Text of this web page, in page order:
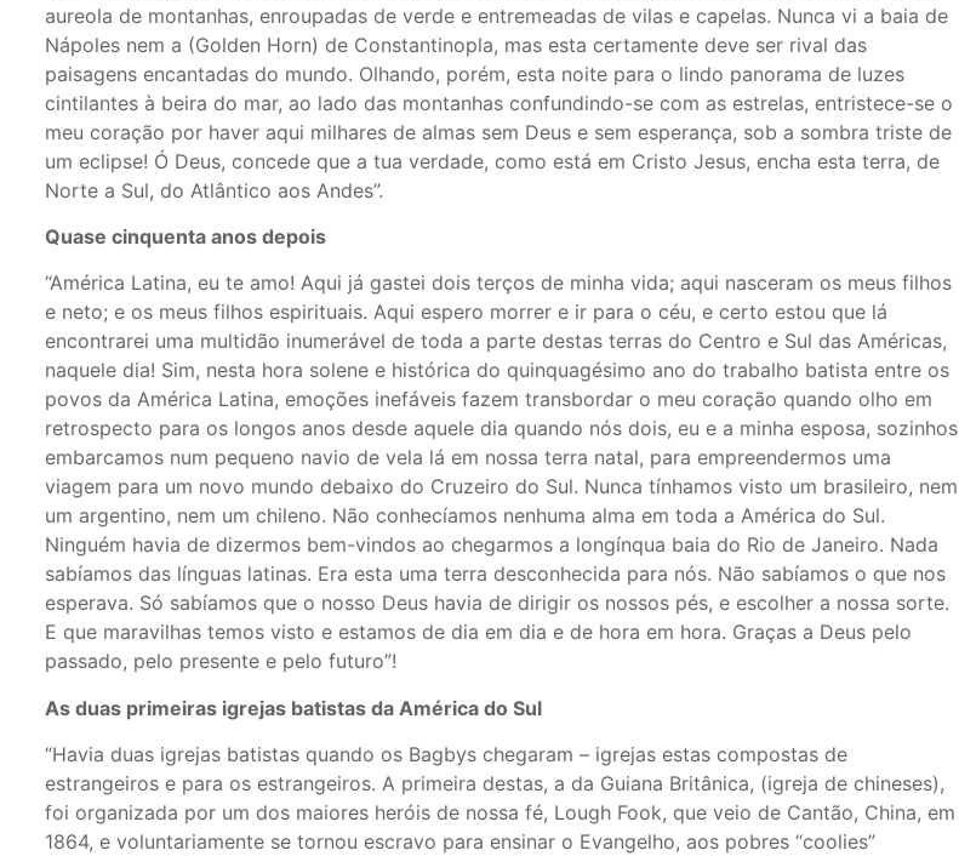
aureola de montanhas, enroupadas de verde e entremeadas de vilas e capelas. Nunca vi a baia de
Nápoles nem a (Golden Horn) de Constantinopla, mas esta certamente deve ser rival das
paisagens encantadas do mundo. Olhando, porém, esta noite para o lindo panorama de luzes
cintilantes à beira do mar, ao lado das montanhas confundindo-se com as estrelas, entristece-se o
meu coração por haver aqui milhares de almas sem Deus e sem esperança, sob a sombra triste de
um eclipse! Ó Deus, concede que a tua verdade, como está em Cristo Jesus, encha esta terra, de
Norte a Sul, do Atlântico aos Andes”.
Quase cinquenta anos depois
“América Latina, eu te amo! Aqui já gastei dois terços de minha vida; aqui nasceram os meus filhos
e neto; e os meus filhos espirituais. Aqui espero morrer e ir para o céu, e certo estou que lá
encontrarei uma multidão inumerável de toda a parte destas terras do Centro e Sul das Américas,
naquele dia! Sim, nesta hora solene e histórica do quinquagésimo ano do trabalho batista entre os
povos da América Latina, emoções inefáveis fazem transbordar o meu coração quando olho em
retrospecto para os longos anos desde aquele dia quando nós dois, eu e a minha esposa, sozinhos
embarcamos num pequeno navio de vela lá em nossa terra natal, para empreendermos uma
viagem para um novo mundo debaixo do Cruzeiro do Sul. Nunca tínhamos visto um brasileiro, nem
um argentino, nem um chileno. Não conhecíamos nenhuma alma em toda a América do Sul.
Ninguém havia de dizermos bem-vindos ao chegarmos a longínqua baia do Rio de Janeiro. Nada
sabíamos das línguas latinas. Era esta uma terra desconhecida para nós. Não sabíamos o que nos
esperava. Só sabíamos que o nosso Deus havia de dirigir os nossos pés, e escolher a nossa sorte.
E que maravilhas temos visto e estamos de dia em dia e de hora em hora. Graças a Deus pelo
passado, pelo presente e pelo futuro”!
As duas primeiras igrejas batistas da América do Sul
“Havia duas igrejas batistas quando os Bagbys chegaram – igrejas estas compostas de
estrangeiros e para os estrangeiros. A primeira destas, a da Guiana Britânica, (igreja de chineses),
foi organizada por um dos maiores heróis de nossa fé, Lough Fook, que veio de Cantão, China, em
1864, e voluntariamente se tornou escravo para ensinar o Evangelho, aos pobres “coolies”